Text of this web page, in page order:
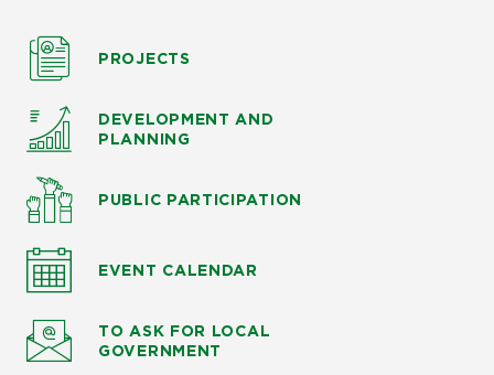
PROJECTS
DEVELOPMENT AND
PLANNING
PUBLIC PARTICIPATION
EVENT CALENDAR
TO ASK FOR LOCAL
GOVERNMENT